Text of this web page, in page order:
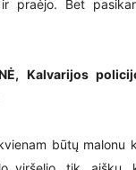
praėjo. Bet
Kalvarijos
būtų malonu